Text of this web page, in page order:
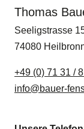
Thomas
Seeligstrasse
74080
+49 (0) 71 31 /
info@bauer-